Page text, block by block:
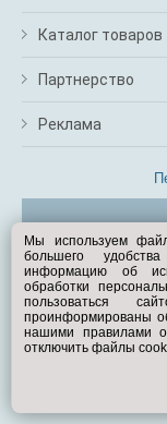
Каталог товаров
Партнерство
Реклама
Мы используем
большего
информацию об
обработки
пользоваться
проинформированы
нашими правилами
отключить файлы